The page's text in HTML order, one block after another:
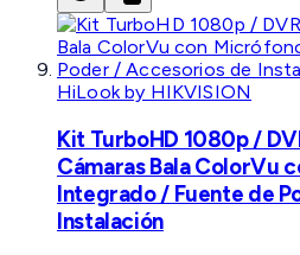
HiLook by HIKVISION
Kit TurboHD 1080p /
Cámaras Bala ColorVu
Integrado / Fuente de
Instalación